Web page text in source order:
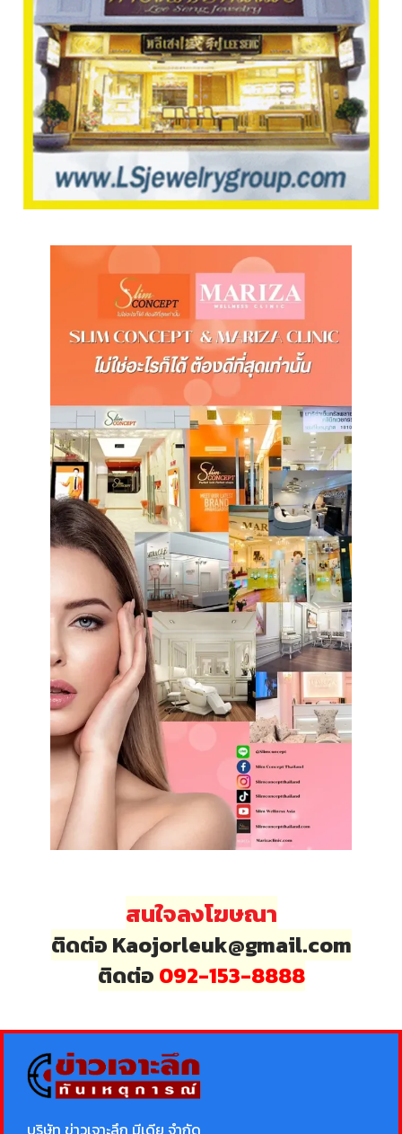
สนใจลงโฆษณา
ติดต่อ Kaojorleuk@gmail.com
ติดต่อ 092-153-8888